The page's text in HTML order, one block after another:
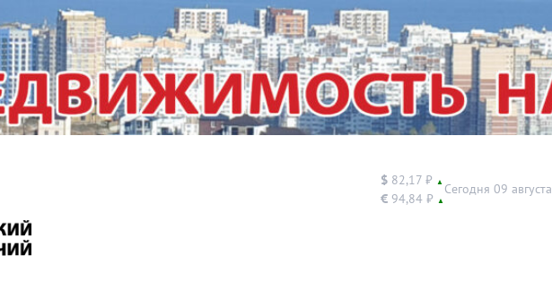
$ 82,17 ₽ ▲
€ 94,84 ₽ ▲
Сегодня 09 августа